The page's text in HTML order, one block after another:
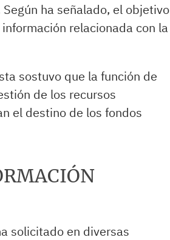
ha señalado, el objetivo
relacionada con la
sostuvo que la función de
de los recursos
el destino de los fondos
solicitado en diversas